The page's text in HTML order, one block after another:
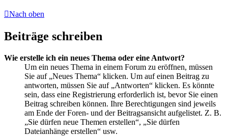
Nach oben
Beiträge schreiben
Wie erstelle ich ein neues Thema oder eine Antwort?
Um ein neues Thema in einem Forum zu eröffnen, müssen
Sie auf „Neues Thema“ klicken. Um auf einen Beitrag zu
antworten, müssen Sie auf „Antworten“ klicken. Es könnte
sein, dass eine Registrierung erforderlich ist, bevor Sie einen
Beitrag schreiben können. Ihre Berechtigungen sind jeweils
am Ende der Foren- und der Beitragsansicht aufgelistet. Z. B.
„Sie dürfen neue Themen erstellen“, „Sie dürfen
Dateianhänge erstellen“ usw.